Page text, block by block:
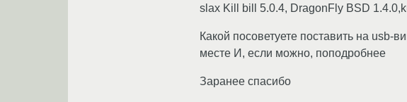
slax Kill bill 5.0.4, DragonFly BSD
Какой посоветуете поставить на
месте И, если можно, поподробнее
Заранее спасибо